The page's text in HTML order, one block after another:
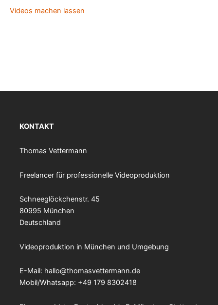
Videos machen lassen
KONTAKT
Thomas Vettermann
Freelancer für professionelle Videoproduktion
Schneeglöckchenstr. 45
80995 München
Deutschland
Videoproduktion in München und Umgebung
E-Mail: hallo@thomasvettermann.de
Mobil/Whatsapp: +49 179 8302418